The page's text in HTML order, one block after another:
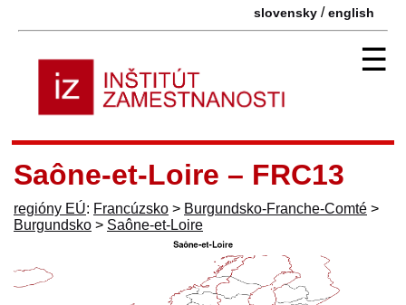
slovensky /english
☰
Saône-et-Loire – FRC13
regióny EÚ: Francúzsko > Burgundsko-Franche-Comté >
Burgundsko > Saône-et-Loire